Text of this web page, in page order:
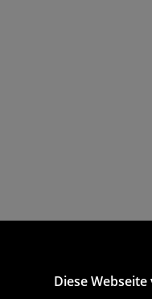
Diese